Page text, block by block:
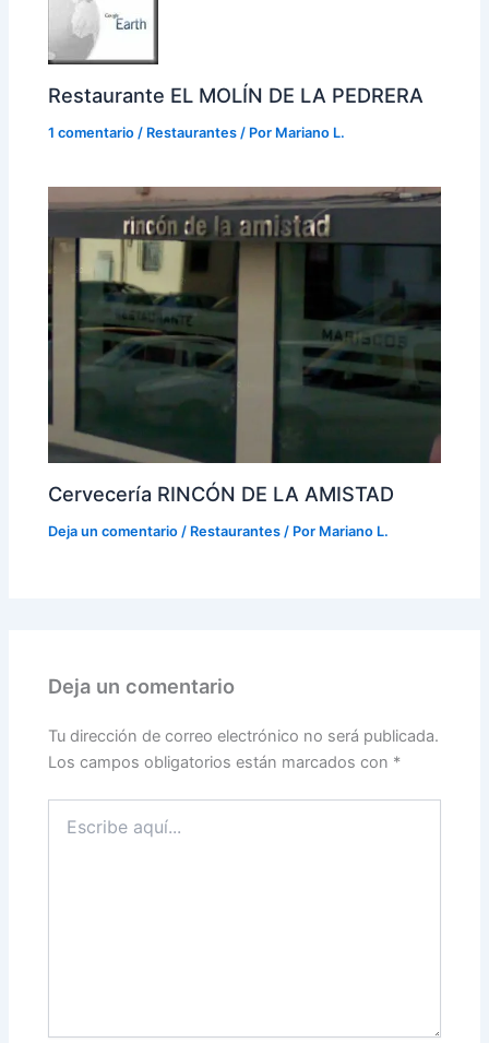
Restaurante EL MOLÍN DE LA PEDRERA
1 comentario / Restaurantes / Por Mariano L.
Cervecería RINCÓN DE LA AMISTAD
Deja un comentario / Restaurantes / Por Mariano L.
Deja un comentario
Tu dirección de correo electrónico no será publicada.
Los campos obligatorios están marcados con *
aquí...